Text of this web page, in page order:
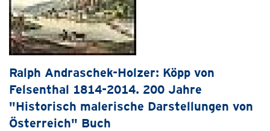
Ralph Andraschek-Holzer: Köpp von
Felsenthal 1814-2014. 200 Jahre
"Historisch malerische Darstellungen von
Österreich" Buch